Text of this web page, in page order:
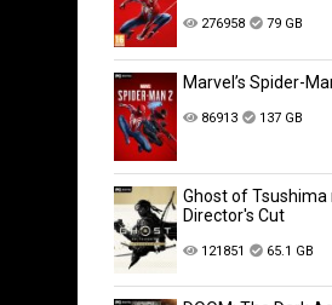
276958 79 GB
Marvel’s Spider-
86913 137 GB
Ghost of Tsushima
Director's Cut
121851 65.1 GB